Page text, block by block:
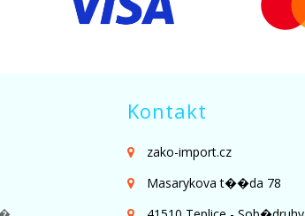
Kontakt
zako-import.cz
Masarykova t��da 78